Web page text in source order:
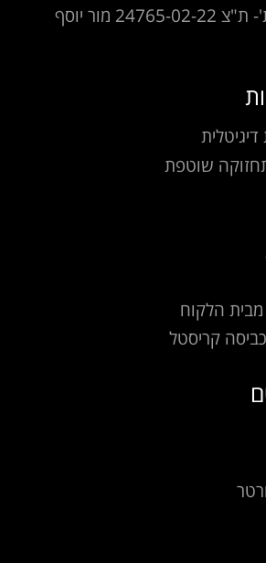
'תובענה ייצוגית'- ת"צ 24765-02-22 מור יוסף
שוטפת
מבית הלקוח
קריסטל